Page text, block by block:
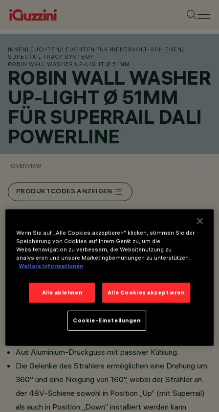
INNENLEUCHTEN /LEUCHTEN FÜR NIEDERVOLT-SCHIENEN /
SUPERRAIL TRACK SYSTEM /
ROBIN WALL WASHER UP-LIGHT Ø 51MM
ROBIN WALL WASHER
UP-LIGHT Ø 51MM
FÜR SUPERRAIL DALI
POWERLINE
OVERVIEW
PRODUKTCODES ANZEIGEN
Overview
Schwenkbarer Miniatur-Strahler komplett mit
Adapter für die Installation auf Superrail.
Der thermoplastische Adapter enthält die DC/DC-
Treiberschaltung mit dimmbarer DALI-Funktionalität.
Die integrierte "Powerline“-Technologie ermöglicht die
unabhängige Steuerung jedes in die Schiene
Aus Aluminium-Druckguss mit passiver Kühlung.
Die Gelenke des Strahlers ermöglichen eine Drehung um
360° und eine Neigung von 160°, wobei der Strahler an
der 48V-Schiene sowohl in Position „Up“ (mit Superrail)
als auch in Position „Down“ installiert werden kann.
Wenn Sie auf „Alle Cookies akzeptieren“ klicken, stimmen Sie der
Speicherung von Cookies auf Ihrem Gerät zu, um die
Websitenavigation zu verbessern, die Websitenutzung zu
analysieren und unsere Marketingbemühungen zu unterstützen.
Weitere Informationen
Alle ablehnen Alle Cookies akzeptieren
Cookie-Einstellungen